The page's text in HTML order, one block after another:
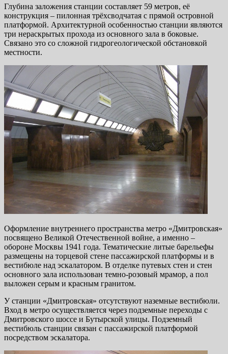
Глубина заложения станции составляет 59 метров, её
конструкция – пилонная трёхсводчатая с прямой островной
платформой. Архитектурной особенностью станции являются
три нераскрытых прохода из основного зала в боковые.
Связано это со сложной гидрогеологической обстановкой
местности.
Оформление внутреннего пространства метро «Дмитровская»
посвящено Великой Отечественной войне, а именно –
обороне Москвы 1941 года. Тематические литые барельефы
размещены на торцевой стене пассажирской платформы и в
вестибюле над эскалатором. В отделке путевых стен и стен
основного зала использован темно-розовый мрамор, а пол
выложен серым и красным гранитом.
У станции «Дмитровская» отсутствуют наземные вестибюли.
Вход в метро осуществляется через подземные переходы с
Дмитровского шоссе и Бутырской улицы. Подземный
вестибюль станции связан с пассажирской платформой
посредством эскалатора.